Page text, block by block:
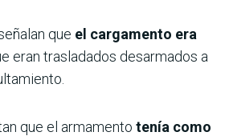
que el cargamento era
eran trasladados desarmados a
que el armamento tenía como